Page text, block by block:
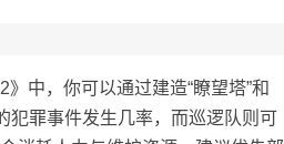
中，你可以通过建造“瞭望塔”和
犯罪事件发生几率，而巡逻队则可